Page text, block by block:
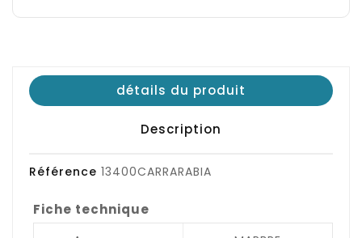
détails du produit
Description
Référence 13400CARRARABIA
Fiche technique